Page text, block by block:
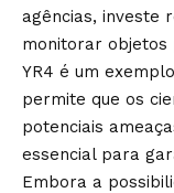
agências, investe
monitorar objetos
YR4 é um
permite que os
potenciais
essencial para
Embora a